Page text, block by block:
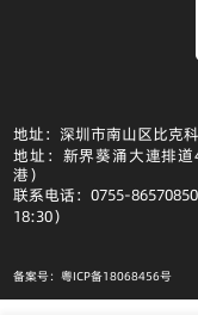
地址：深圳市南山区比克
地址：新界葵涌大連排
港）
联系电话：0755-
18:30）
备案号：粤ICP备18068456号